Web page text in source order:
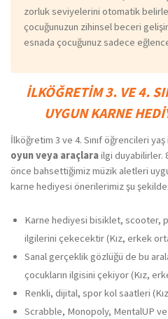
zorluk seviyelerini otomatik
çocuğunuzun zihinsel beceri
esnada çocuğunuz sadece
İLKÖĞRETİM 3. VE 4.
UYGUN KARNE
İlköğretim 3 ve 4. Sınıf öğrencileri
oyun veya araçlarailgi duyabilirler.
önce bahsettiğimiz müzik aletleri
karne hediyesi önerilerimiz şu şekilde:
Karne hediyesi bisiklet, scooter,
ilgilerini çekecektir (Kız, erkek
Sanal gerçeklik gözlüğü de bu
çocukların ilgisini çekiyor (Kız,
Renkli, dijital, spor kol saatleri
Scrabble, Monopoly, MentalUP